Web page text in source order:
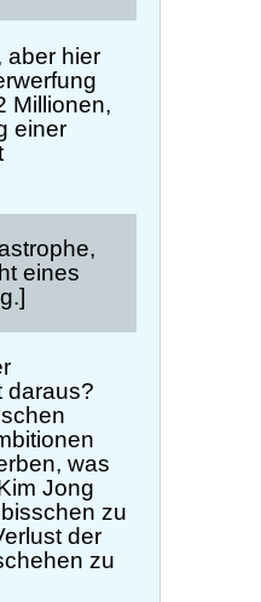
aber hier
Millionen,
einer
eines
daraus?
was
Jong
zu
der
zu